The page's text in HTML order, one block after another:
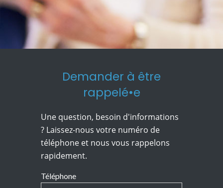
Demander à être
rappelé•e
Une question, besoin d'informations
? Laissez-nous votre numéro de
téléphone et nous vous rappelons
rapidement.
Téléphone